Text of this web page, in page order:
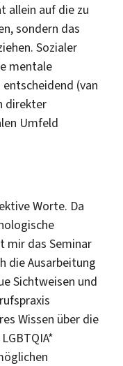
allein auf die zu
sondern das
Sozialer
mentale
(van
direkter
Umfeld
Worte. Da
mir das Seminar
die Ausarbeitung
Sichtweisen und
Wissen über die